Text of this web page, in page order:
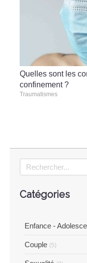
Quelles sont les
confinement ?
Traumatismes
Rechercher
Catégories
Enfance -
Couple (5)